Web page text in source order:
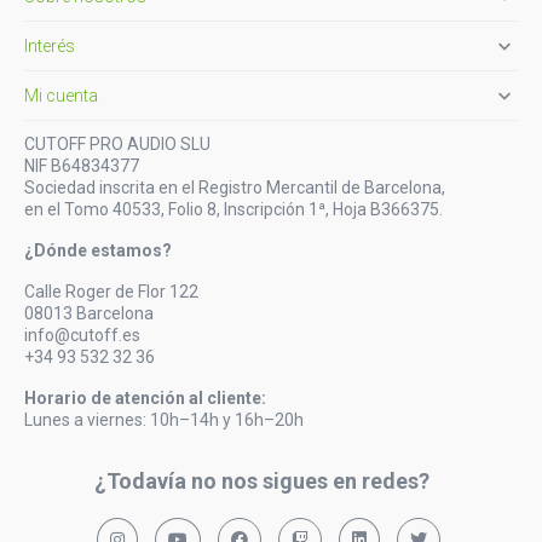
Interés 
Mi cuenta 
CUTOFF PRO AUDIO SLU
NIF B64834377
Sociedad inscrita en el Registro Mercantil de Barcelona,
en el Tomo 40533, Folio 8, Inscripción 1ª, Hoja B366375.
¿Dónde estamos?
Calle Roger de Flor 122
08013 Barcelona
info@cutoff.es
+34 93 532 32 36
Horario de atención al cliente:
Lunes a viernes: 10h–14h y 16h–20h
¿Todavía no nos sigues en redes?